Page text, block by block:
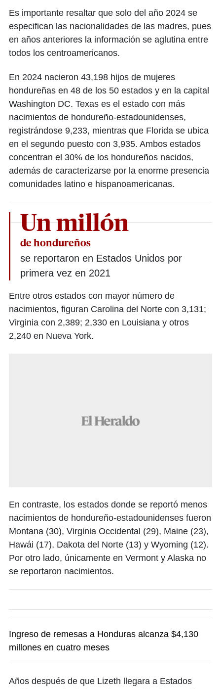
Es importante resaltar que solo del año 2024 se
especifican las nacionalidades de las madres, pues
en años anteriores la información se aglutina entre
todos los centroamericanos.
En 2024 nacieron 43,198 hijos de mujeres
hondureñas en 48 de los 50 estados y en la capital
Washington DC. Texas es el estado con más
nacimientos de hondureño-estadounidenses,
registrándose 9,233, mientras que Florida se ubica
en el segundo puesto con 3,935. Ambos estados
concentran el 30% de los hondureños nacidos,
además de caracterizarse por la enorme presencia
comunidades latino e hispanoamericanas.
Un millón
de hondureños
se reportaron en Estados Unidos por
primera vez en 2021
Entre otros estados con mayor número de
nacimientos, figuran Carolina del Norte con 3,131;
Virginia con 2,389; 2,330 en Louisiana y otros
2,240 en Nueva York.
En contraste, los estados donde se reportó menos
nacimientos de hondureño-estadounidenses fueron
Montana (30), Virginia Occidental (29), Maine (23),
Hawái (17), Dakota del Norte (13) y Wyoming (12).
Por otro lado, únicamente en Vermont y Alaska no
se reportaron nacimientos.
Ingreso de remesas a Honduras alcanza $4,130
millones en cuatro meses
Años después de que Lizeth llegara a Estados